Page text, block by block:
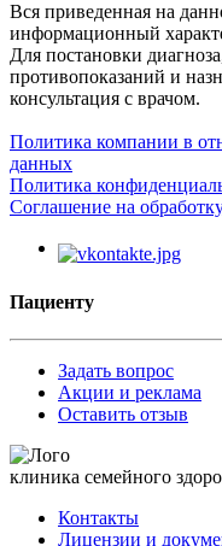
Вся приведенная на
информационный
Для постановки
противопоказаний и
консультация с врачом.
Политика компании в
данных
Политика
Соглашение на
Пациенту
Задать вопрос
Акции и реклама
Оставить отзыв
клиника семейного
Контакты
Лицензии и